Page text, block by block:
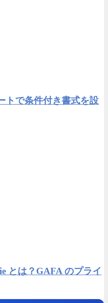
トで条件付き書式を設
とは？GAFA のプライ